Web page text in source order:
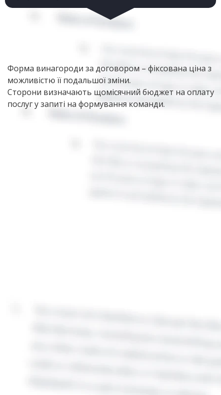
Форма винагороди за договором – фіксована ціна з
можливістю її подальшої зміни.
Сторони визначають щомісячний бюджет на оплату
послуг у запиті на формування команди.